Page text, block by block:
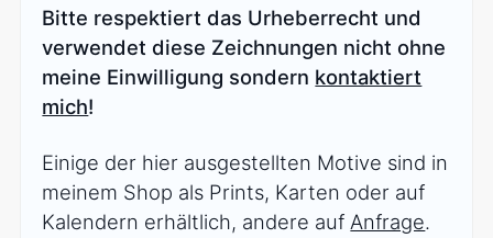
Bitte respektiert das Urheberrecht und
verwendet diese Zeichnungen nicht ohne
meine Einwilligung sondern kontaktiert
mich!
Einige der hier ausgestellten Motive sind in
meinem Shop als Prints, Karten oder auf
Kalendern erhältlich, andere auf Anfrage.